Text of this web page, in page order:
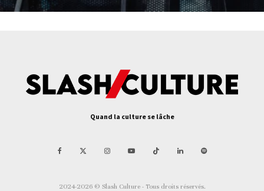
Quand la culture se lâche
2024-2026 © Slash Culture - Tous droits réservés.